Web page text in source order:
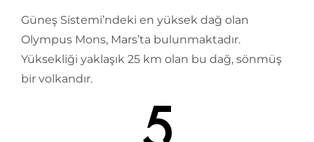
Güneş Sistemi’ndeki en yüksek dağ olan
Olympus Mons, Mars’ta bulunmaktadır.
Yüksekliği yaklaşık 25 km olan bu dağ, sönmüş
bir volkandır.